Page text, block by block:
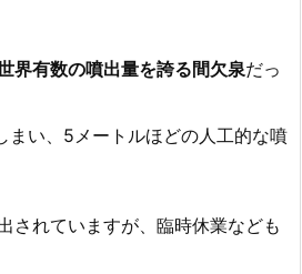
界有数の噴出量を誇る間欠泉だっ
まい、5メートルほどの人工的な噴
されていますが、臨時休業なども